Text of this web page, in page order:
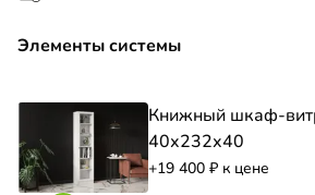
Элементы системы
Книжный шкаф-
40х232х40
+19 400 к цене